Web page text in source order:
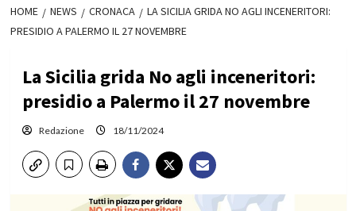
HOME NEWS CRONACA
LA SICILIA GRIDA NO AGLI INCENERITORI:
PRESIDIO A PALERMO IL 27 NOVEMBRE
La Sicilia grida No agli inceneritori:
presidio a Palermo il 27 novembre
Redazione 18/11/2024